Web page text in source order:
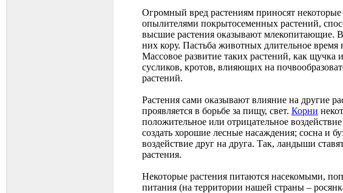
Огромный вред растениям приносят
опылителями покрытосеменных растений,
высшие растения оказывают млекопитающие.
них кору. Пастьба животных длительное
Массовое развитие таких растений, как
сусликов, кротов, влияющих на
растений.
Растения сами оказывают влияние на другие
проявляется в борьбе за пищу, свет. Корни
положительное или отрицательное
создать хорошие лесные насаждения; сосна и
воздействие друг на друга. Так, ландыши
растения.
Некоторые растения питаются насекомыми,
питания (на территории нашей страны –